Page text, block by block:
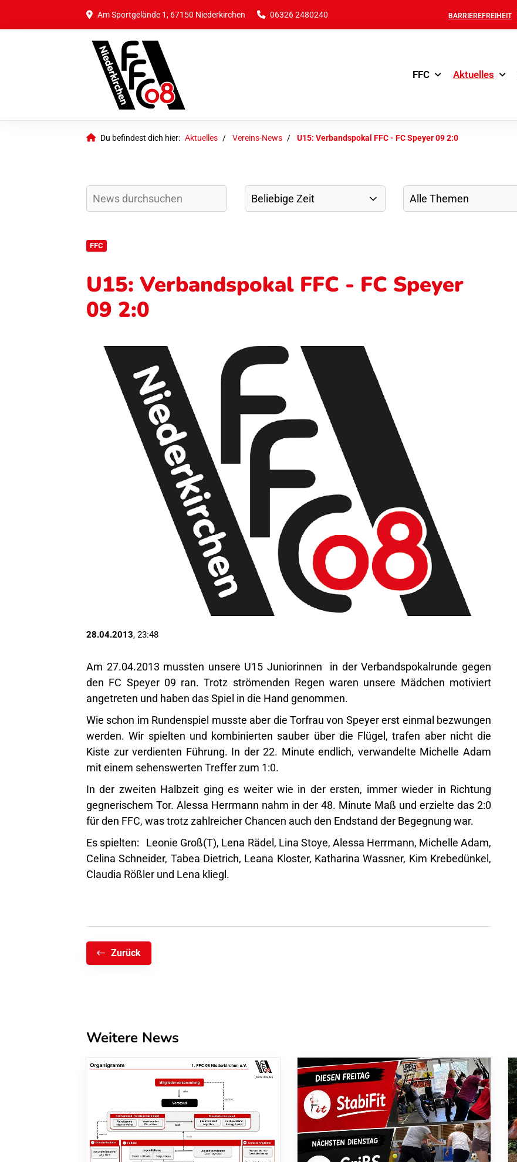
Am Sportgelände 1, 67150 Niederkirchen 06326 2480240 BARRIEREFREIHEIT
FFC Aktuelles
Du befindest dich hier: Aktuelles Vereins-News U15: Verbandspokal FFC - FC Speyer 09 2:0
FFC
U15: Verbandspokal FFC - FC Speyer
09 2:0
28.04.2013, 23:48
Am 27.04.2013 mussten unsere U15 Juniorinnen in der Verbandspokalrunde gegen
den FC Speyer 09 ran. Trotz strömenden Regen waren unsere Mädchen motiviert
angetreten und haben das Spiel in die Hand genommen.
Wie schon im Rundenspiel musste aber die Torfrau von Speyer erst einmal bezwungen
werden. Wir spielten und kombinierten sauber über die Flügel, trafen aber nicht die
Kiste zur verdienten Führung. In der 22. Minute endlich, verwandelte Michelle Adam
mit einem sehenswerten Treffer zum 1:0.
In der zweiten Halbzeit ging es weiter wie in der ersten, immer wieder in Richtung
gegnerischem Tor. Alessa Herrmann nahm in der 48. Minute Maß und erzielte das 2:0
für den FFC, was trotz zahlreicher Chancen auch den Endstand der Begegnung war.
Es spielten: Leonie Groß(T), Lena Rädel, Lina Stoye, Alessa Herrmann, Michelle Adam,
Celina Schneider, Tabea Dietrich, Leana Kloster, Katharina Wassner, Kim Krebedünkel,
Claudia Rößler und Lena kliegl.
Zurück
Weitere News